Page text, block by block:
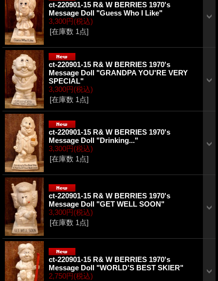
ct-220901-15 R& W BERRIES 1970's
Message Doll "Guess Who I Like"
3,300円(税込)
[在庫数 1点]
ct-220901-15 R& W BERRIES 1970's
Message Doll "GRANDPA YOU'RE VERY
SPECIAL"
3,300円(税込)
[在庫数 1点]
ct-220901-15 R& W BERRIES 1970's
Message Doll "Drinking..."
3,300円(税込)
[在庫数 1点]
ct-220901-15 R& W BERRIES 1970's
Message Doll "GET WELL SOON"
3,300円(税込)
[在庫数 1点]
ct-220901-15 R& W BERRIES 1970's
Message Doll "WORLD'S BEST SKIER"
2,750円(税込)